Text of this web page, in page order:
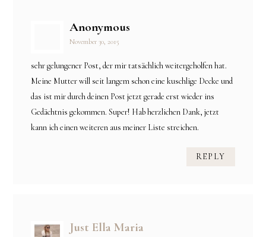
Anonymous
November 30, 2015
sehr gelungener Post, der mir tatsächlich weitergeholfen hat.
Meine Mutter will seit langem schon eine kuschlige Decke und
das ist mir durch deinen Post jetzt gerade erst wieder ins
Gedächtnis gekommen. Super! Hab herzlichen Dank, jetzt
kann ich einen weiteren aus meiner Liste streichen.
REPLY
Just Ella Maria